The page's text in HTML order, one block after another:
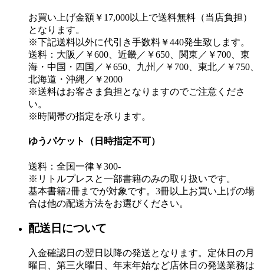
お買い上げ金額￥17,000以上で送料無料（当店負担）
となります。
※下記送料以外に代引き手数料￥440発生致します。
送料：大阪／￥600、近畿／￥650、関東／￥700、東
海・中国・四国／￥650、九州／￥700、東北／￥750、
北海道・沖縄／￥2000
※送料はお客さま負担となりますのでご注意くださ
い。
※時間帯の指定を承ります。
ゆうパケット（日時指定不可）
送料：全国一律￥300-
※リトルプレスと一部書籍のみの取り扱いです。
基本書籍2冊までが対象です。3冊以上お買い上げの場
合は他の配送方法をお選びください。
配送日について
入金確認日の翌日以降の発送となります。定休日の月
曜日、第三火曜日、年末年始など店休日の発送業務は